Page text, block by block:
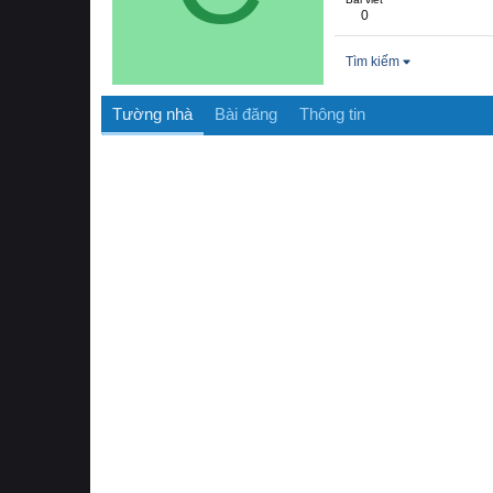
0
Tìm kiếm
Tường nhà Bài đăng Thông tin